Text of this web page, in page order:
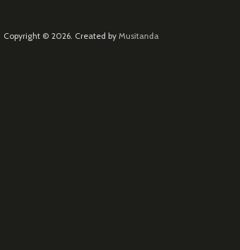
Copyright © 2026. Created by Musitanda